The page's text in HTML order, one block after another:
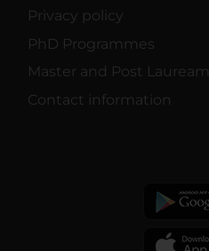
Privacy policy
PhD Programmes
Master and Post Lauream
Contact information